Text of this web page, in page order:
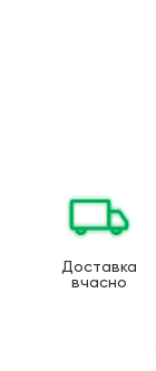
Доставка
вчасно